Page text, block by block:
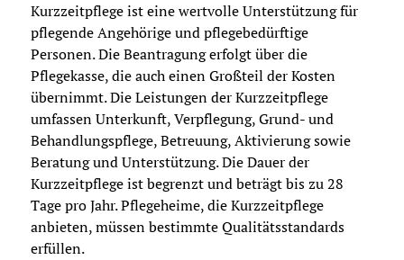
Kurzzeitpflege ist eine wertvolle Unterstützung für
pflegende Angehörige und pflegebedürftige
Personen. Die Beantragung erfolgt über die
Pflegekasse, die auch einen Großteil der Kosten
übernimmt. Die Leistungen der Kurzzeitpflege
umfassen Unterkunft, Verpflegung, Grund- und
Behandlungspflege, Betreuung, Aktivierung sowie
Beratung und Unterstützung. Die Dauer der
Kurzzeitpflege ist begrenzt und beträgt bis zu 28
Tage pro Jahr. Pflegeheime, die Kurzzeitpflege
anbieten, müssen bestimmte Qualitätsstandards
erfüllen.